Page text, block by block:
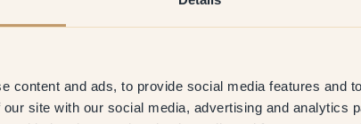
content and ads, to provide social media features and
site with our social media, advertising and analytics